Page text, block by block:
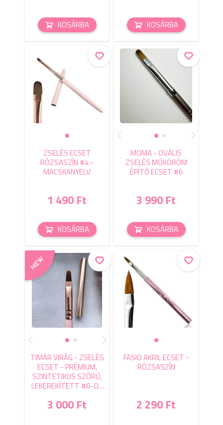
KOSÁRBA KOSÁRBA
ZSELÉS ECSET
RÓZSASZÍN #4 -
MACSKANYELV
1 490 Ft
KOSÁRBA
MOMA - OVÁLIS
ZSELÉS MŰKÖRÖM
ÉPÍTŐ ECSET #6
3 990 Ft
KOSÁRBA
TIMÁR VIRÁG - ZSELÉS
ECSET - PRÉMIUM,
SZINTETIKUS SZŐRŰ,
LEKEREKÍTETT #6-OS
3 000 Ft
FASIO AKRIL ECSET -
RÓZSASZÍN
2 290 Ft